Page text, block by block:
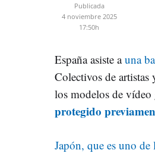
Publicada
4 noviembre 2025
17:50h
España asiste auna
Colectivos de
los modelos de
protegido
Japón, que es uno